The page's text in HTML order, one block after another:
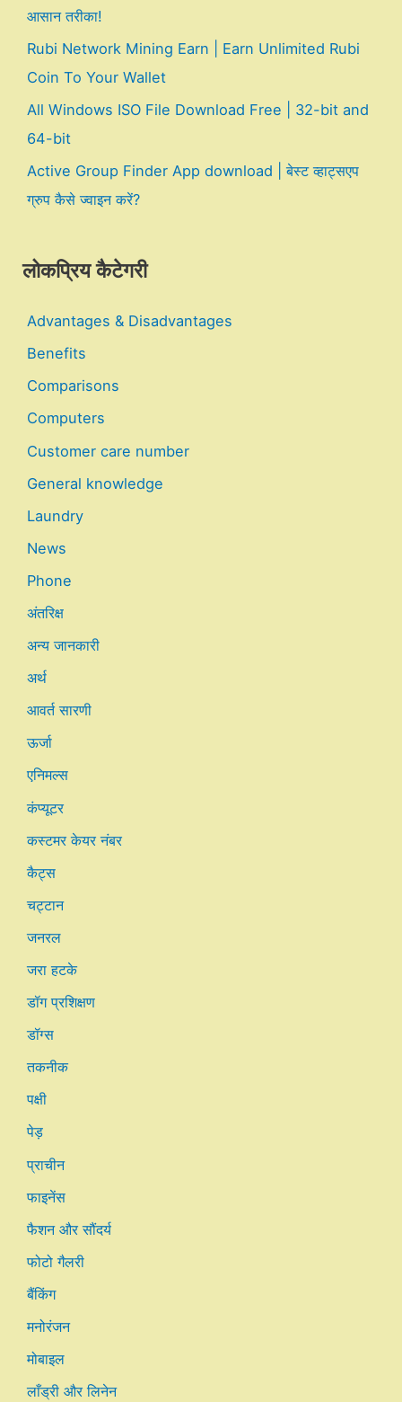
आसान तरीका!
Rubi Network Mining Earn | Earn Unlimited Rubi
Coin To Your Wallet
All Windows ISO File Download Free | 32-bit and
64-bit
Active Group Finder App download | बेस्ट व्हाट्सएप
ग्रुप कैसे ज्वाइन करें?
लोकप्रिय कैटेगरी
Advantages & Disadvantages
Benefits
Comparisons
Computers
Customer care number
General knowledge
Laundry
News
Phone
अंतरिक्ष
अन्य जानकारी
अर्थ
आवर्त सारणी
ऊर्जा
एनिमल्स
कंप्यूटर
कस्टमर केयर नंबर
कैट्स
चट्टान
जनरल
जरा हटके
डॉग प्रशिक्षण
डॉग्स
तकनीक
पक्षी
पेड़
प्राचीन
फाइनेंस
फैशन और सौंदर्य
फोटो गैलरी
बैंकिंग
मनोरंजन
मोबाइल
लाँड्री और लिनेन